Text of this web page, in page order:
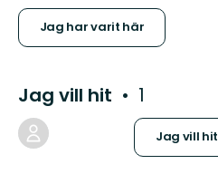
Jag har varit här
Jag vill hit 1
Jag vill hit